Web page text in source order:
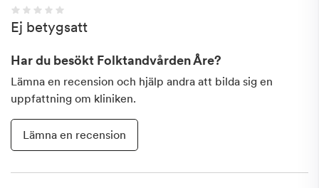
Ej betygsatt
Har du besökt Folktandvården Åre?
Lämna en recension och hjälp andra att bilda sig en
uppfattning om kliniken.
Lämna en recension